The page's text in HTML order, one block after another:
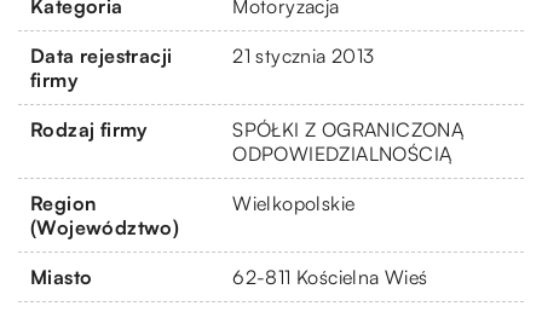
Kategoria Motoryzacja
Data rejestracji
firmy
21 stycznia 2013
Rodzaj firmy
SPÓŁKI Z OGRANICZONĄ
ODPOWIEDZIALNOŚCIĄ
Region
(Województwo)
Wielkopolskie
Miasto 62-811 Kościelna Wieś